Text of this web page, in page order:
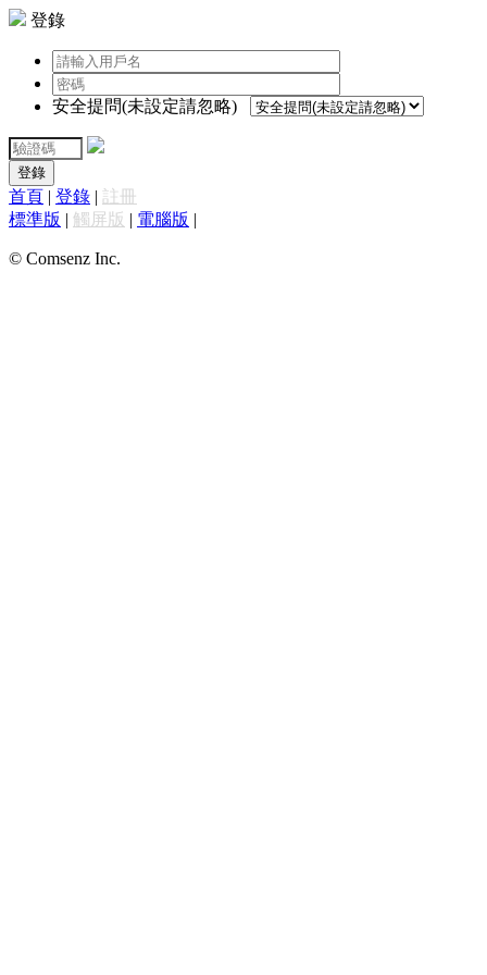
登錄
安全提問(未設定請忽略)
登錄
首頁 | 登錄 | 註冊
標準版 | 觸屏版 | 電腦版 |
© Comsenz Inc.